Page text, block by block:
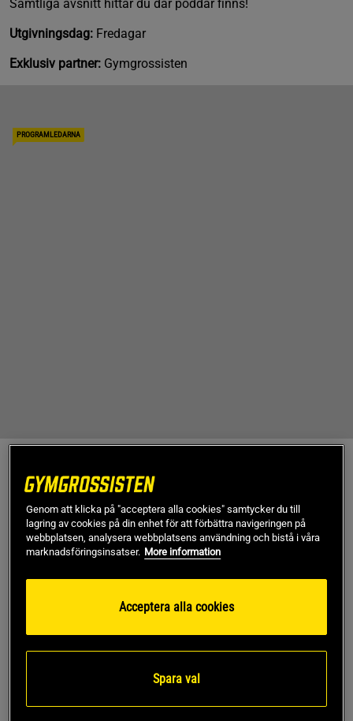
Samtliga avsnitt hittar du där poddar finns!
Utgivningsdag: Fredagar
Exklusiv partner: Gymgrossisten
PROGRAMLEDARNA
Josefine Goodwin är en engagerad och kompetent
fystränare med mångårig bakgrund inom radio och TV. Hon
upptäckte CrossFit 2012 och har sedan dess själv tävlat på
hög nivå, öppnat en egen CrossFit-anläggning och utbildat
sig inom kost och fysiologi. Inspirerande närvaro i allt hon
gör.
Kontakt: josefine.goodwin@icloud.com
@josefine_goodwin
Sebastian Avindell
Sebastian Avindell är författaren och sjuksköterskan med
Genom att klicka på "acceptera alla cookies" samtycker du till
lagring av cookies på din enhet för att förbättra navigeringen på
webbplatsen, analysera webbplatsens användning och bistå i våra
marknadsföringsinsatser. More information
Acceptera alla cookies
Spara val